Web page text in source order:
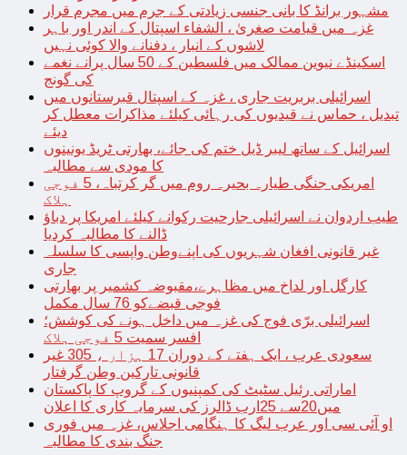
مشہور برانڈ کا بانی جنسی زیادتی کے جرم میں مجرم قرار
غزہ میں قیامت صغریٰ ، الشفاء اسپتال کے اندر اور باہر
لاشوں کے انبار ، دفنانے والا کوئی نہیں
اسکینڈے نیوین ممالک میں فلسطین کے 50 سال پرانے نغمے
کی گونج
اسرائیلی بربریت جاری ، غزہ کے اسپتال قبرستانوں میں
تبدیل ، حماس نے قیدیوں کی رہائی کیلئے مذاکرات معطل کر
دیئے
اسرائیل کے ساتھ لیبر ڈیل ختم کی جائے، بھارتی ٹریڈ یونینوں
کا مودی سے مطالبہ
امریکی جنگی طیارہ بحیرہ روم میں گر کرتباہ، 5 فوجی
ہلاک
طیب اردوان نے اسرائیلی جارحیت رکوانے کیلئے امریکا پر دباؤ
ڈالنے کا مطالبہ کردیا
غیر قانونی افغان شہریوں کی اپنےوطن واپسی کا سلسلہ
جاری
کارگل اور لداخ میں مظاہرے،مقبوضہ کشمیر پر بھارتی
فوجی قبضےکو 76 سال مکمل
اسرائیلی برّی فوج کی غزہ میں داخل ہونے کی کوشش؛
افسر سمیت 5 فوجی ہلاک
سعودی عرب ، ایک ہفتے کے دوران 17 ہزار ، 305 غیر
قانونی تارکین وطن گرفتار
اماراتی رئیل سٹیٹ کی کمپنیوں کے گروپ کا پاکستان
میں20سے 25ارب ڈالرز کی سرمایہ کاری کا اعلان
او آئی سی اور عرب لیگ کا ہنگامی اجلاس، غزہ میں فوری
جنگ بندی کا مطالبہ